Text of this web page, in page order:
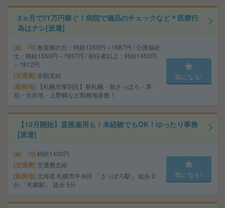
3ヵ月で71万円稼ぐ！病院で備品のチェックなど＊医療行
為はナシ[派遣]
給 与 無資格の方：時給1350円～1687円 / 介護福祉
士：時給1550円～1937円 / 初任者以上：時給1450円
～1812円
交通費 全額支給
勤務地
【札幌市厚別区】新札幌・新さっぽろ・厚
別・大谷地・上野幌など勤務地多数！
気になる!
【10月開始】直接雇用も！未経験でもOK！ゆったり事務
[派遣]
給 与 時給1400円
交通費 交通費支給
勤務地 北海道 札幌市中央区 「さっぽろ駅」 徒歩 2
分,「札幌駅」 徒歩 5分
気になる!